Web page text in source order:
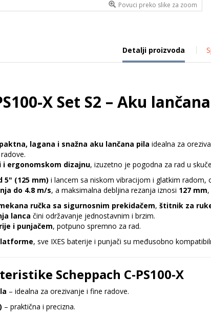
Povuci preko slike za zoom
Detalji proizvoda
X Set S2 – Aku
lagana i snažna aku lančana pila idealna za
i ergonomskom dizajnu, izuzetno je pogodna za rad u
5" (125 mm) i lancem sa niskom vibracijom i glatkim radom,
do 4.8 m/s, a maksimalna debljina rezanja iznosi 127 mm
ručka sa sigurnosnim prekidačem, štitnik za
lanca čini održavanje jednostavnim i brzim.
i punjačem, potpuno spremno za rad.
, sve IXES baterije i punjači su međusobno
Scheppach C-PS100-X
– idealna za orezivanje i fine radove.
– praktična i precizna.